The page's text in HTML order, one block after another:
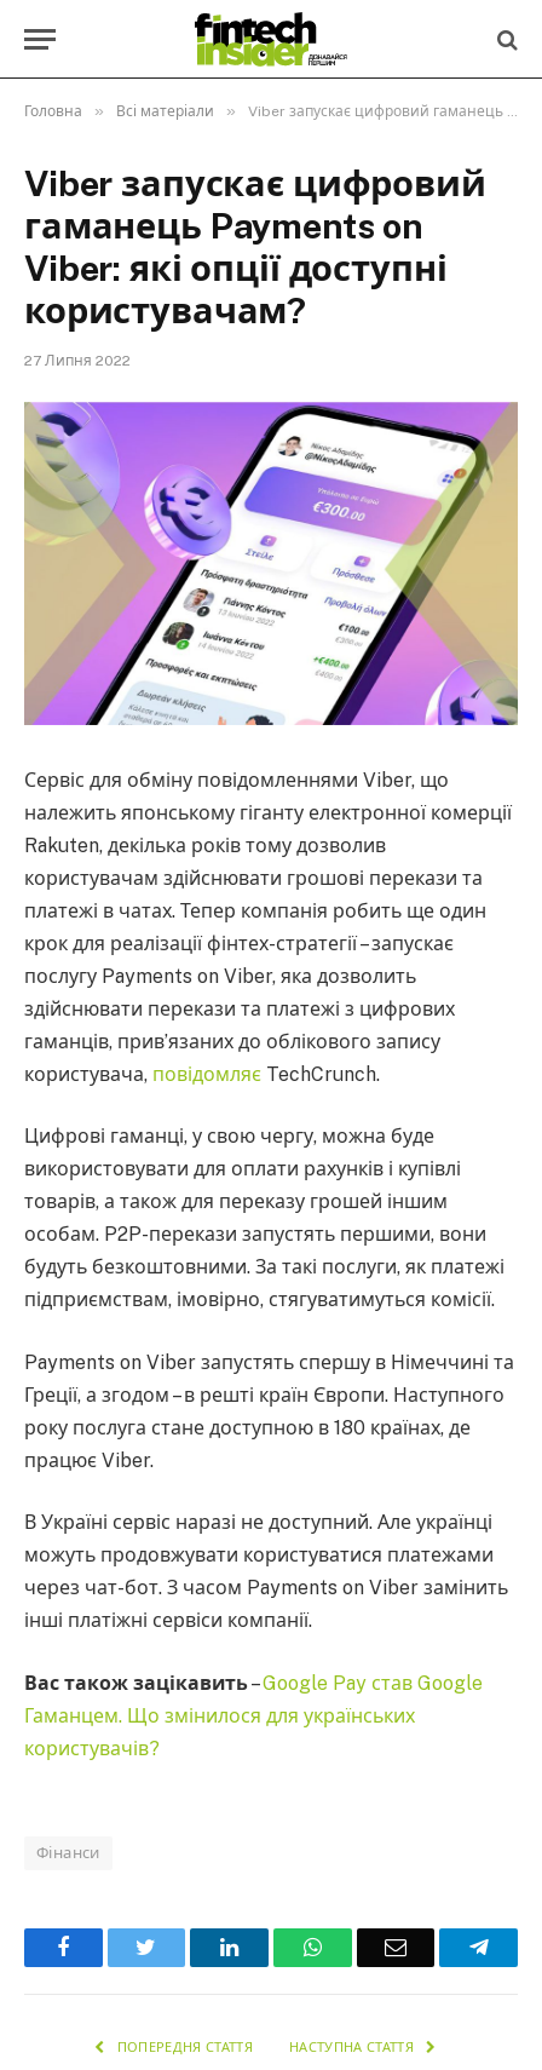
Головна » Всі матеріали » Viber запускає цифровий гаманець Payments on Viber: які опції доступні користувачам?
Viber запускає цифровий
гаманець Payments on
Viber: які опції доступні
користувачам?
27 Липня 2022
Сервіс для обміну повідомленнями Viber, що
належить японському гіганту електронної комерції
Rakuten, декілька років тому дозволив
користувачам здійснювати грошові перекази та
платежі в чатах. Тепер компанія робить ще один
крок для реалізації фінтех-стратегії – запускає
послугу Payments on Viber, яка дозволить
здійснювати перекази та платежі з цифрових
гаманців, прив’язаних до облікового запису
користувача, повідомляє TechCrunch.
Цифрові гаманці, у свою чергу, можна буде
використовувати для оплати рахунків і купівлі
товарів, а також для переказу грошей іншим
особам. P2P-перекази запустять першими, вони
будуть безкоштовними. За такі послуги, як платежі
підприємствам, імовірно, стягуватимуться комісії.
Payments on Viber запустять спершу в Німеччині та
Греції, а згодом – в решті країн Європи. Наступного
року послуга стане доступною в 180 країнах, де
працює Viber.
В Україні сервіс наразі не доступний. Але українці
можуть продовжувати користуватися платежами
через чат-бот. З часом Payments on Viber замінить
інші платіжні сервіси компанії.
Вас також зацікавить–Google Pay став Google
Гаманцем. Що змінилося для українських
користувачів?
Фінанси
Facebook LinkedInWhatsAppEmail
ПОПЕРЕДНЯ СТАТТЯ НАСТУПНА СТАТТЯ